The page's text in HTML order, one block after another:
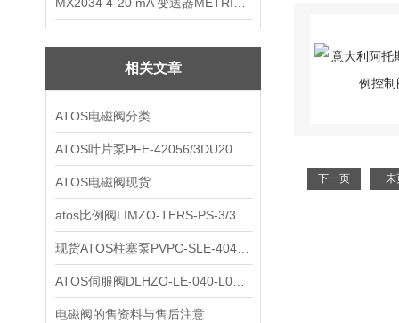
相关文章
ATOS电磁阀分类
ATOS电磁阀现货
电磁阀的售资料与售后注意
下一页 末